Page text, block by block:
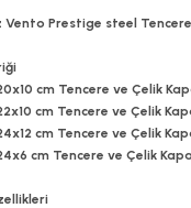
Vento Prestige steel
cm Tencere ve Çelik
cm Tencere ve Çelik
cm Tencere ve Çelik
cm Tencere ve Çelik